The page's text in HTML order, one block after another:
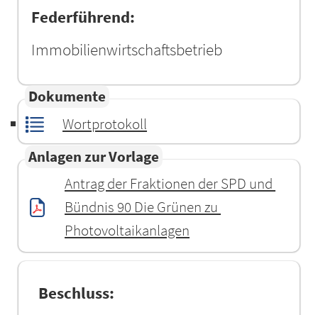
Federführend:
Immobilienwirtschaftsbetrieb
Dokumente
Wortprotokoll
Anlagen zur Vorlage
Antrag der Fraktionen der SPD und
Bündnis 90 Die Grünen zu
Photovoltaikanlagen
Beschluss: